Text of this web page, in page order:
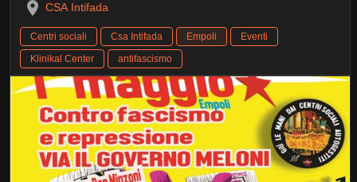
CSA Intifada
Centri sociali Csa Intifada Empoli
Eventi
Klinikal Center
antifascismo